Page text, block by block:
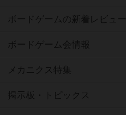
ボードゲームの新着レビュー
ボードゲーム会情報
メカニクス特集
掲示板・トピックス